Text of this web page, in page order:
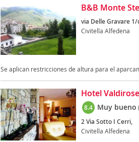
B&B Monte
via Delle Gravare 1/
Civitella Alfedena
Se aplican restricciones de altura para el
Hotel Valdirose
8.4 Muy bueno
2 Via Sotto I Cerri,
Civitella Alfedena